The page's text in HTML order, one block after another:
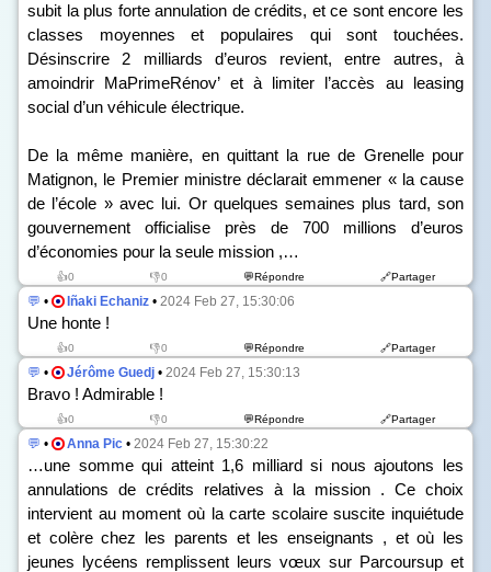
subit la plus forte annulation de crédits, et ce sont encore les
classes moyennes et populaires qui sont touchées.
Désinscrire 2 milliards d’euros revient, entre autres, à
amoindrir MaPrimeRénov’ et à limiter l’accès au leasing
social d’un véhicule électrique.
De la même manière, en quittant la rue de Grenelle pour
Matignon, le Premier ministre déclarait emmener « la cause
de l’école » avec lui. Or quelques semaines plus tard, son
gouvernement officialise près de 700 millions d’euros
d’économies pour la seule mission ,…
👍0 👎0 💬Répondre 🔗Partager
💬 • Iñaki Echaniz • 2024 Feb 27, 15:30:06
Une honte !
👍0 👎0 💬Répondre 🔗Partager
💬 • Jérôme Guedj • 2024 Feb 27, 15:30:13
Bravo ! Admirable !
👍0 👎0 💬Répondre 🔗Partager
💬 • Anna Pic • 2024 Feb 27, 15:30:22
…une somme qui atteint 1,6 milliard si nous ajoutons les
annulations de crédits relatives à la mission . Ce choix
intervient au moment où la carte scolaire suscite inquiétude
et colère chez les parents et les enseignants , et où les
jeunes lycéens remplissent leurs vœux sur Parcoursup et